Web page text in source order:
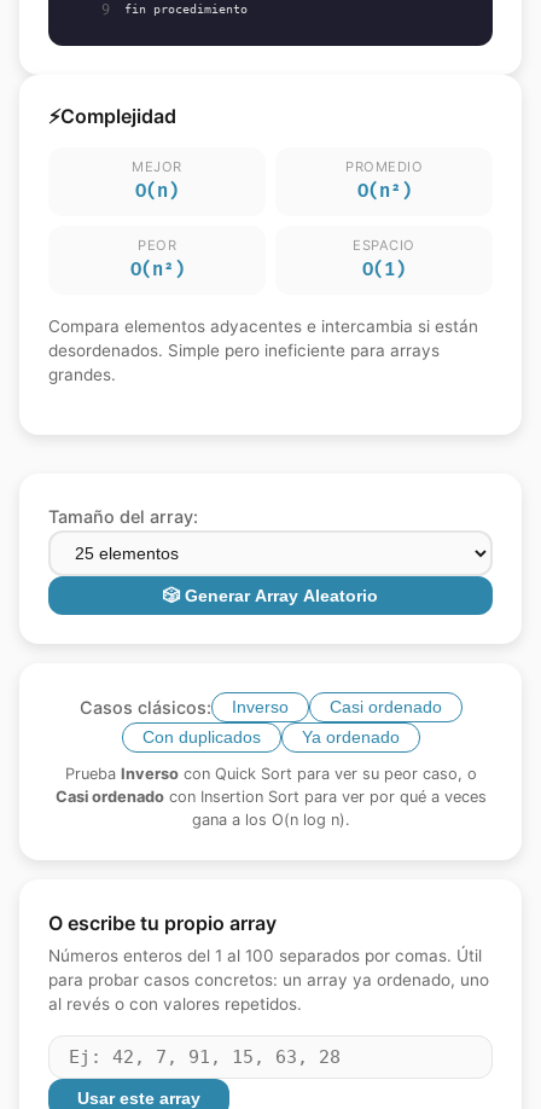
9 fin procedimiento
⚡Complejidad
MEJOR
O(n)
PROMEDIO
O(n²)
PEOR
O(n²)
ESPACIO
O(1)
Compara elementos adyacentes e intercambia si están
desordenados. Simple pero ineficiente para arrays
grandes.
Tamaño del array:
🎲 Generar Array Aleatorio
Casos clásicos: Inverso
Casi ordenado
Con duplicados
Ya ordenado
Prueba Inversocon Quick Sort para ver su peor caso, o
Casi ordenadocon Insertion Sort para ver por qué a veces
gana a los O(n log n).
O escribe tu propio array
Números enteros del 1 al 100 separados por comas. Útil
para probar casos concretos: un array ya ordenado, uno
al revés o con valores repetidos.
Usar este array